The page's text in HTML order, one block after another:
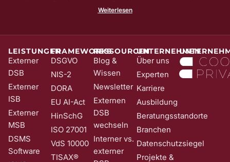
noch eine E-Mail mit einem Bestätigungs-Link (sog. Double-Opt-In);
Wirkung für die Zukunft und ohne Angabe von Gründen widerrufen;
z. B. durch Klick auf den Abmeldelink am Ende jedes Newsletters.
Nähere Informationen zur Verarbeitung Ihrer Daten finden Sie in
Date​​​​nschutzerklärung .
Weiterlesen
LEISTUNGEN
Externer
DSB
Externer
ISB
Externer
MSB
DSMS
Software
FRAMEWORKS
DSGVO
NIS-2
DORA
EU AI-Act
HinSchG
ISO 27001
VdS 10000
TISAX®
RESSOURCEN
Blog &
Wissen
Newsletter
Externen
DSB
wechseln
Interner vs.
externer
UNTERNEHMEN
Über uns
Experten
Karriere
Ausbildung
Beratungsstandorte
Branchen
Datenschutzsiegel
Projekte &